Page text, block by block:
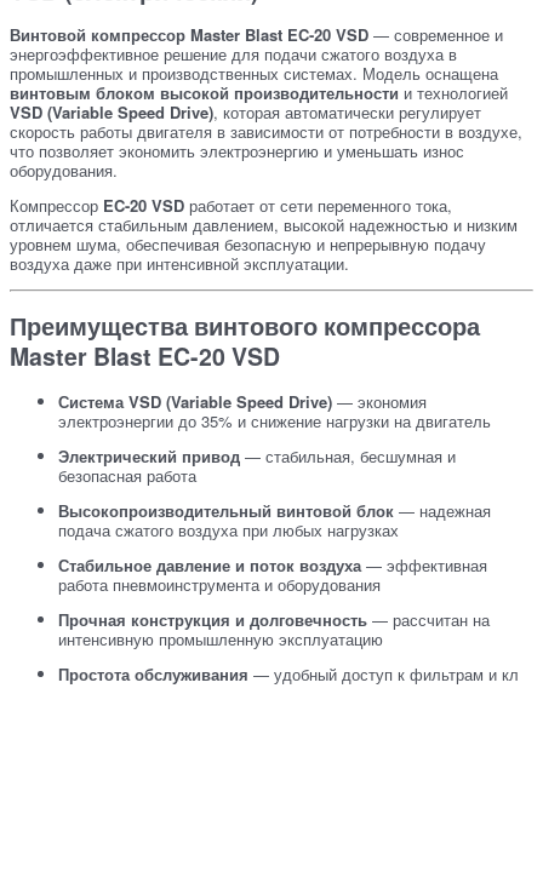
Винтовой компрессор Master Blast EC-20 VSD — современное и
энергоэффективное решение для подачи сжатого воздуха в
промышленных и производственных системах. Модель оснащена
винтовым блоком высокой производительности и технологией
VSD (Variable Speed Drive), которая автоматически регулирует
скорость работы двигателя в зависимости от потребности в воздухе,
что позволяет экономить электроэнергию и уменьшать износ
оборудования.
Компрессор EC-20 VSD работает от сети переменного тока,
отличается стабильным давлением, высокой надежностью и низким
уровнем шума, обеспечивая безопасную и непрерывную подачу
воздуха даже при интенсивной эксплуатации.
Преимущества винтового компрессора
Master Blast EC-20 VSD
Система VSD (Variable Speed Drive) — экономия
электроэнергии до 35% и снижение нагрузки на двигатель
Электрический привод — стабильная, бесшумная и
безопасная работа
Высокопроизводительный винтовой блок — надежная
подача сжатого воздуха при любых нагрузках
Стабильное давление и поток воздуха — эффективная
работа пневмоинструмента и оборудования
Прочная конструкция и долговечность — рассчитан на
интенсивную промышленную эксплуатацию
Простота обслуживания — удобный доступ к фильтрам и кл